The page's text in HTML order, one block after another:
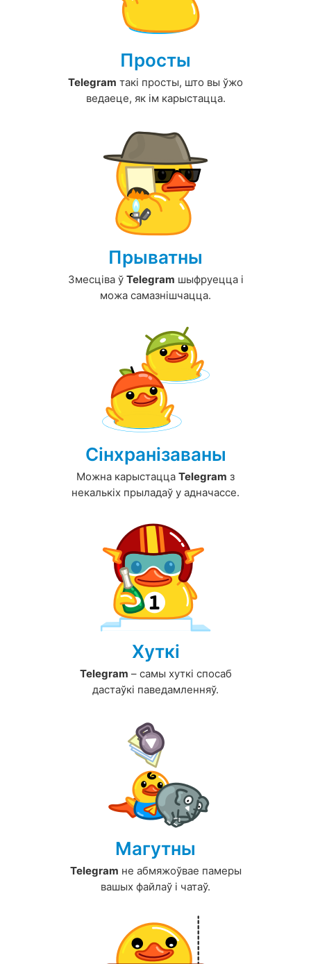
Просты
Telegram такі просты, што вы ўжо
ведаеце, як ім карыстацца.
Прыватны
Змесціва ў Telegram шыфруецца і
можа самазнішчацца.
Сінхранізаваны
Можна карыстацца Telegram з
некалькіх прыладаў у адначассе.
Хуткі
Telegram – самы хуткі спосаб
дастаўкі паведамленняў.
Магутны
Telegram не абмяжоўвае памеры
вашых файлаў і чатаў.